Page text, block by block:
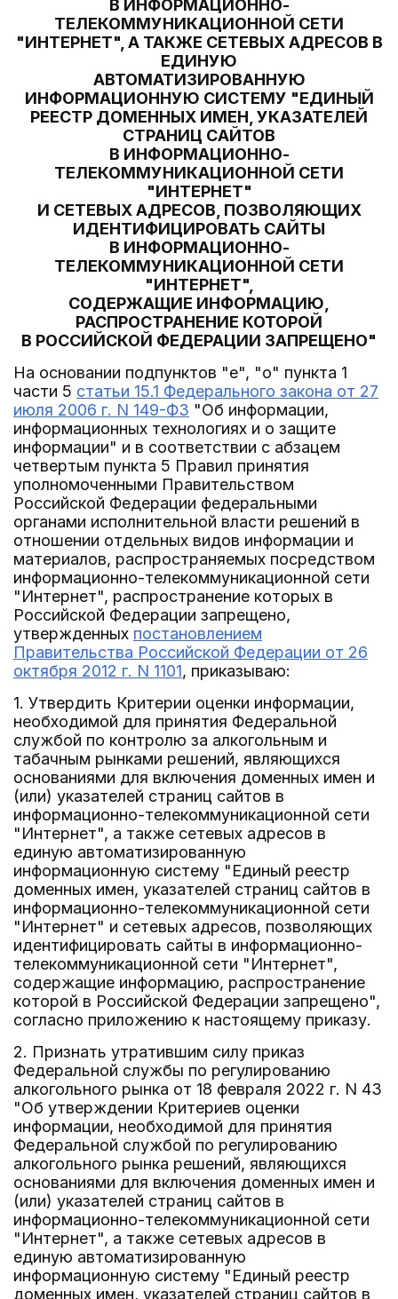
В ИНФОРМАЦИОННО-
ТЕЛЕКОММУНИКАЦИОННОЙ СЕТИ
"ИНТЕРНЕТ", А ТАКЖЕ СЕТЕВЫХ АДРЕСОВ В
ЕДИНУЮ
АВТОМАТИЗИРОВАННУЮ
ИНФОРМАЦИОННУЮ СИСТЕМУ "ЕДИНЫЙ
РЕЕСТР ДОМЕННЫХ ИМЕН, УКАЗАТЕЛЕЙ
СТРАНИЦ САЙТОВ
В ИНФОРМАЦИОННО-
ТЕЛЕКОММУНИКАЦИОННОЙ СЕТИ
"ИНТЕРНЕТ"
И СЕТЕВЫХ АДРЕСОВ, ПОЗВОЛЯЮЩИХ
ИДЕНТИФИЦИРОВАТЬ САЙТЫ
В ИНФОРМАЦИОННО-
ТЕЛЕКОММУНИКАЦИОННОЙ СЕТИ
"ИНТЕРНЕТ",
СОДЕРЖАЩИЕ ИНФОРМАЦИЮ,
РАСПРОСТРАНЕНИЕ КОТОРОЙ
В РОССИЙСКОЙ ФЕДЕРАЦИИ ЗАПРЕЩЕНО"
На основании подпунктов "е", "о" пункта 1
части 5 статьи 15.1 Федерального закона от 27
июля 2006 г. N 149-ФЗ "Об информации,
информационных технологиях и о защите
информации" и в соответствии с абзацем
четвертым пункта 5 Правил принятия
уполномоченными Правительством
Российской Федерации федеральными
органами исполнительной власти решений в
отношении отдельных видов информации и
материалов, распространяемых посредством
информационно-телекоммуникационной сети
"Интернет", распространение которых в
Российской Федерации запрещено,
утвержденных постановлением
Правительства Российской Федерации от 26
октября 2012 г. N 1101, приказываю:
1. Утвердить Критерии оценки информации,
необходимой для принятия Федеральной
службой по контролю за алкогольным и
табачным рынками решений, являющихся
основаниями для включения доменных имен и
(или) указателей страниц сайтов в
информационно-телекоммуникационной сети
"Интернет", а также сетевых адресов в
единую автоматизированную
информационную систему "Единый реестр
доменных имен, указателей страниц сайтов в
информационно-телекоммуникационной сети
"Интернет" и сетевых адресов, позволяющих
идентифицировать сайты в информационно-
телекоммуникационной сети "Интернет",
содержащие информацию, распространение
которой в Российской Федерации запрещено",
согласно приложению к настоящему приказу.
2. Признать утратившим силу приказ
Федеральной службы по регулированию
алкогольного рынка от 18 февраля 2022 г. N 43
"Об утверждении Критериев оценки
информации, необходимой для принятия
Федеральной службой по регулированию
алкогольного рынка решений, являющихся
основаниями для включения доменных имен и
(или) указателей страниц сайтов в
информационно-телекоммуникационной сети
"Интернет", а также сетевых адресов в
единую автоматизированную
информационную систему "Единый реестр
доменных имен, указателей страниц сайтов в